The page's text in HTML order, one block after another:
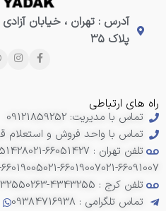
آدرس : تهران ، خیابان
پلاک ۳۵
راه های ارتباطی
تماس با مدیریت: 09121859252
تماس با واحد فروش و استعلام قیمت:
تلفن تهران : 66051427-021
021-66091007
021-66019007
تلفن کرج : 4343255-0263
تماس تلگرامی : 09384716938